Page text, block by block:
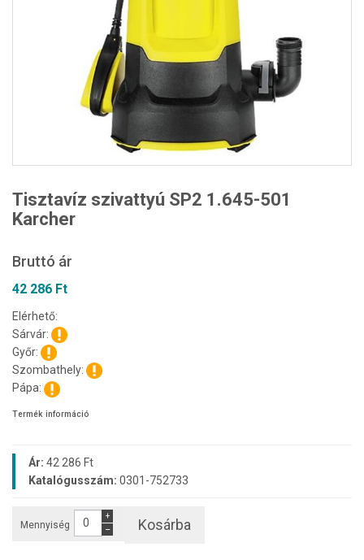
Tisztavíz szivattyú SP2 1.645-501
Karcher
Bruttó ár
42 286 Ft
Elérhető:
Sárvár:
Győr:
Szombathely:
Pápa:
Termék információ
Ár: 42 286 Ft
Katalógusszám: 0301-752733
Mennyiség −
+
Kosárba